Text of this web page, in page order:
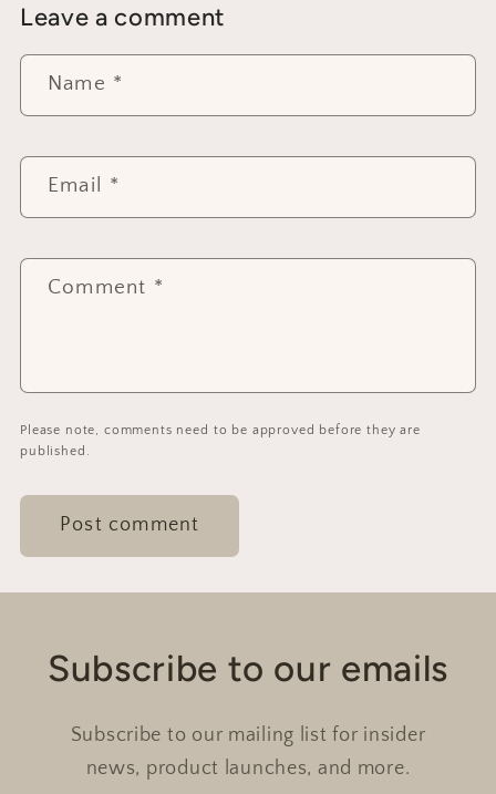
Leave a comment
Name *
Email *
Comment *
Please note, comments need to be approved before they are
published.
Subscribe to our emails
Subscribe to our mailing list for insider
news, product launches, and more.